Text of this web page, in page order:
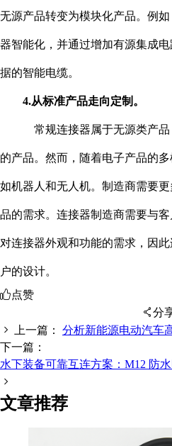
无源产品转变为模块化产品。例
器智能化，并通过增加有源集成
据的智能电缆。
4.从标准产品走向定制。
常规连接器属于无源类产
的产品。然而，随着电子产品的
如机器人和无人机。制造商需要
品的需求。连接器制造商需要与
对连接器外观和功能的需求，因
户的设计。
点赞
分
上一篇： 分析新能源电动汽车
下一篇：
水下装备可靠互连方案：M12 防
文章推荐